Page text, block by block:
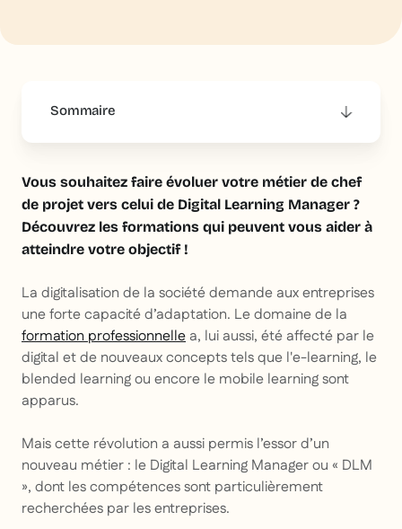
Sommaire
Vous souhaitez faire évoluer votre métier de chef
de projet vers celui de Digital Learning Manager ?
Découvrez les formations qui peuvent vous aider à
atteindre votre objectif !
La digitalisation de la société demande aux entreprises
une forte capacité d’adaptation. Le domaine de la
formation professionnellea, lui aussi, été affecté par le
digital et de nouveaux concepts tels que l'e-learning, le
blended learning ou encore le mobile learning sont
apparus.
Mais cette révolution a aussi permis l’essor d’un
nouveau métier : le Digital Learning Manager ou « DLM
», dont les compétences sont particulièrement
recherchées par les entreprises.